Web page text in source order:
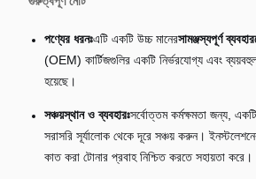
পণ্যের ধরনঃএটি একটি উচ্চ মানেরসামঞ্জস্যপূর্ণ
(OEM) কার্টিজগুলির একটি নির্ভরযোগ্য এবং ব্যয়বহুল
হয়েছে।
সঞ্চয়স্থান ও ব্যবহারঃসর্বোত্তম কর্মক্ষমতা জন্য,
সরাসরি সূর্যালোক থেকে দূরে সঞ্চয় করুন।
কাত করা টোনার প্রবাহ নিশ্চিত করতে সহায়তা করে।